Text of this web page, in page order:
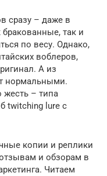
сразу – даже в
бракованные, так и
по весу. Однако,
воблеров,
А из
нормальными.
жесть – типа
twitching lure с
копии и реплики
и обзорам в
Читаем